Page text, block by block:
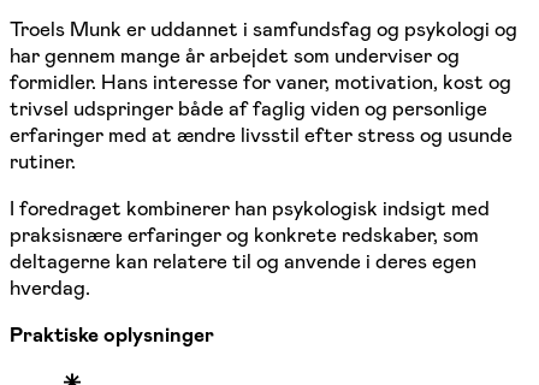
Troels Munk er uddannet i samfundsfag og psykologi og
har gennem mange år arbejdet som underviser og
formidler. Hans interesse for vaner, motivation, kost og
trivsel udspringer både af faglig viden og personlige
erfaringer med at ændre livsstil efter stress og usunde
rutiner.
I foredraget kombinerer han psykologisk indsigt med
praksisnære erfaringer og konkrete redskaber, som
deltagerne kan relatere til og anvende i deres egen
hverdag.
Praktiske oplysninger